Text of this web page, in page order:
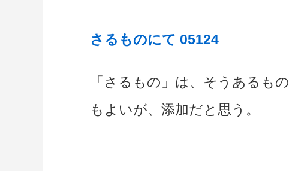
さるものにて 05124
「さるもの」は、そうあるも
もよいが、添加だと思う。